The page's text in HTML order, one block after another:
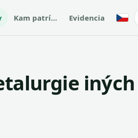
Kam patrí… Evidencia Česky
iných